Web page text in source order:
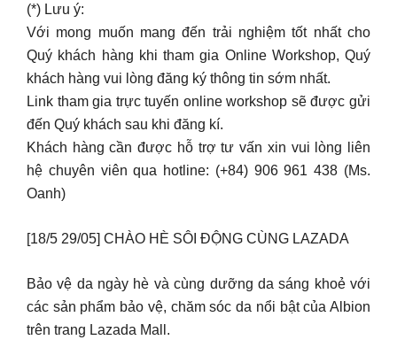
(*) Lưu ý:
Với mong muốn mang đến trải nghiệm tốt nhất cho
Quý khách hàng khi tham gia Online Workshop, Quý
khách hàng vui lòng đăng ký thông tin sớm nhất.
Link tham gia trực tuyến online workshop sẽ được gửi
đến Quý khách sau khi đăng kí.
Khách hàng cần được hỗ trợ tư vấn xin vui lòng liên
hệ chuyên viên qua hotline: (+84) 906 961 438 (Ms.
Oanh)
[18/5 29/05] CHÀO HÈ SÔI ĐỘNG CÙNG LAZADA
Bảo vệ da ngày hè và cùng dưỡng da sáng khoẻ với
các sản phẩm bảo vệ, chăm sóc da nổi bật của Albion
trên trang Lazada Mall.